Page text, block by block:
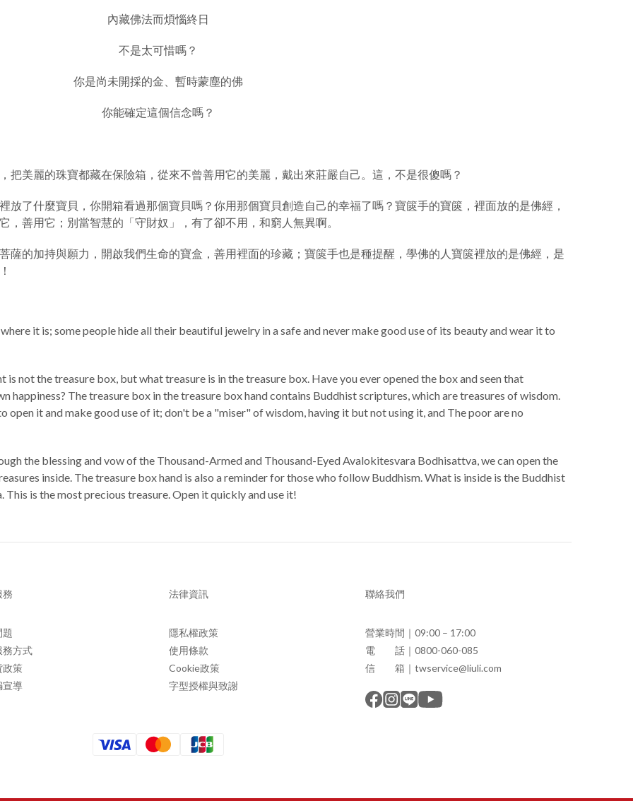
內藏佛法而煩惱終日
不是太可惜嗎？
你是尚未開採的金、暫時蒙塵的佛
你能確定這個信念嗎？
把美麗的珠寶都藏在保險箱，從來不曾善用它的美麗，戴出來莊嚴自己。這，不是很傻嗎？
放了什麼寶貝，你開箱看過那個寶貝嗎？你用那個寶貝創造自己的幸福了嗎？寶篋手的寶篋，裡面放的是佛經，
善用它；別當智慧的「守財奴」，有了卻不用，和窮人無異啊。
薩的加持與願力，開啟我們生命的寶盒，善用裡面的珍藏；寶篋手也是種提醒，學佛的人寶篋裡放的是佛經，是
it is; some people hide all their beautiful jewelry in a safe and never make good use of its beauty and wear it to
not the treasure box, but what treasure is in the treasure box. Have you ever opened the box and seen that
happiness? The treasure box in the treasure box hand contains Buddhist scriptures, which are treasures of wisdom.
open it and make good use of it; don't be a "miser" of wisdom, having it but not using it, and The poor are no
the blessing and vow of the Thousand-Armed and Thousand-Eyed Avalokitesvara Bodhisattva, we can open the
inside. The treasure box hand is also a reminder for those who follow Buddhism. What is inside is the Buddhist
is the most precious treasure. Open it quickly and use it!
務
務方式
政策
宣導
法律資訊
隱私權政策
使用條款
Cookie政策
字型授權與致謝
聯絡我們
營業時間｜09:00 – 17:00
電 話｜0800-060-085
信 箱｜twservice@liuli.com